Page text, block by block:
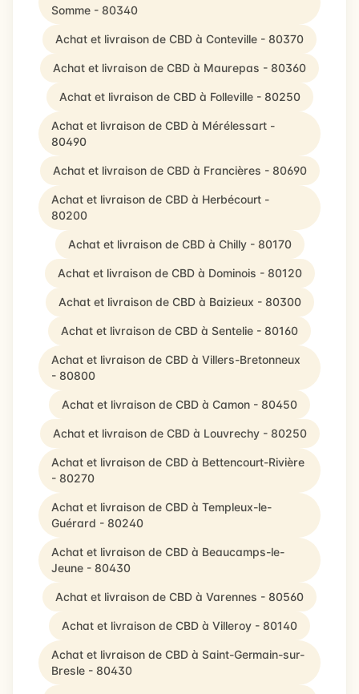
Somme - 80340
Achat et livraison de CBD à Conteville - 80370
Achat et livraison de CBD à Maurepas - 80360
Achat et livraison de CBD à Folleville - 80250
Achat et livraison de CBD à Mérélessart -
80490
Achat et livraison de CBD à Francières - 80690
Achat et livraison de CBD à Herbécourt -
80200
Achat et livraison de CBD à Chilly - 80170
Achat et livraison de CBD à Dominois - 80120
Achat et livraison de CBD à Baizieux - 80300
Achat et livraison de CBD à Sentelie - 80160
Achat et livraison de CBD à Villers-Bretonneux
- 80800
Achat et livraison de CBD à Camon - 80450
Achat et livraison de CBD à Louvrechy - 80250
Achat et livraison de CBD à Bettencourt-Rivière
- 80270
Achat et livraison de CBD à Templeux-le-
Guérard - 80240
Achat et livraison de CBD à Beaucamps-le-
Jeune - 80430
Achat et livraison de CBD à Varennes - 80560
Achat et livraison de CBD à Villeroy - 80140
Achat et livraison de CBD à Saint-Germain-sur-
Bresle - 80430